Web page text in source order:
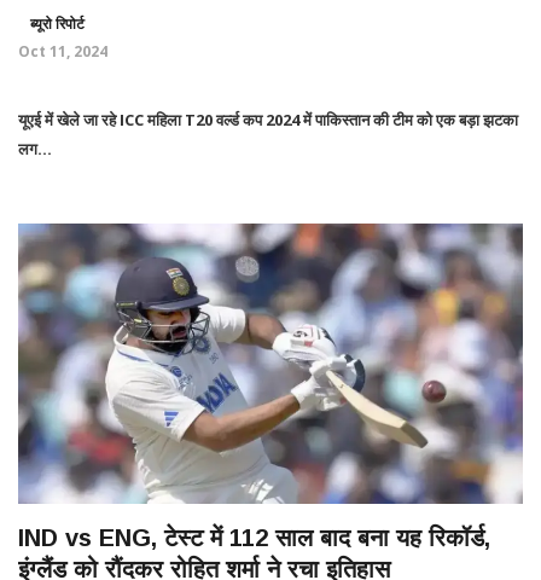
ब्यूरो रिपोर्ट
Oct 11, 2024
यूएई में खेले जा रहे ICC महिला T20 वर्ल्ड कप 2024 में पाकिस्तान की टीम को एक बड़ा झटका
लग...
IND vs ENG, टेस्ट में 112 साल बाद बना यह रिकॉर्ड,
इंग्लैंड को रौंदकर रोहित शर्मा ने रचा इतिहास